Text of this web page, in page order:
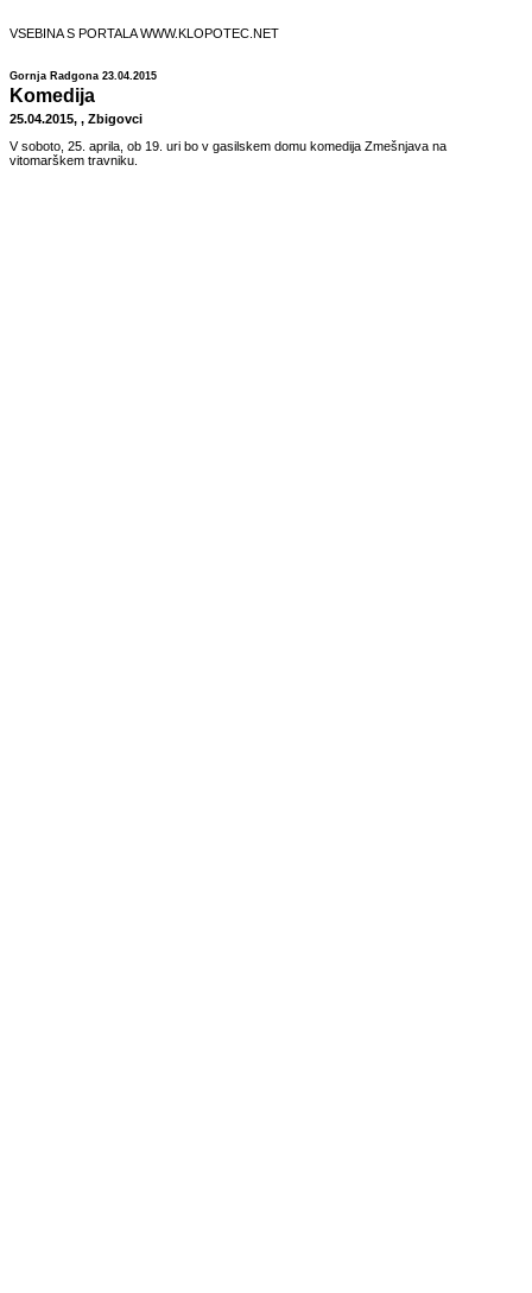
VSEBINA S PORTALA WWW.KLOPOTEC.NET
Gornja Radgona 23.04.2015
Komedija
25.04.2015, , Zbigovci
V soboto, 25. aprila, ob 19. uri bo v gasilskem domu komedija Zmešnjava na
vitomarškem travniku.